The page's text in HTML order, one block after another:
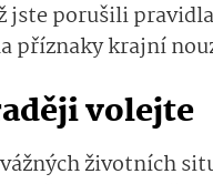
jste porušili
příznaky krajní
volejte
životních